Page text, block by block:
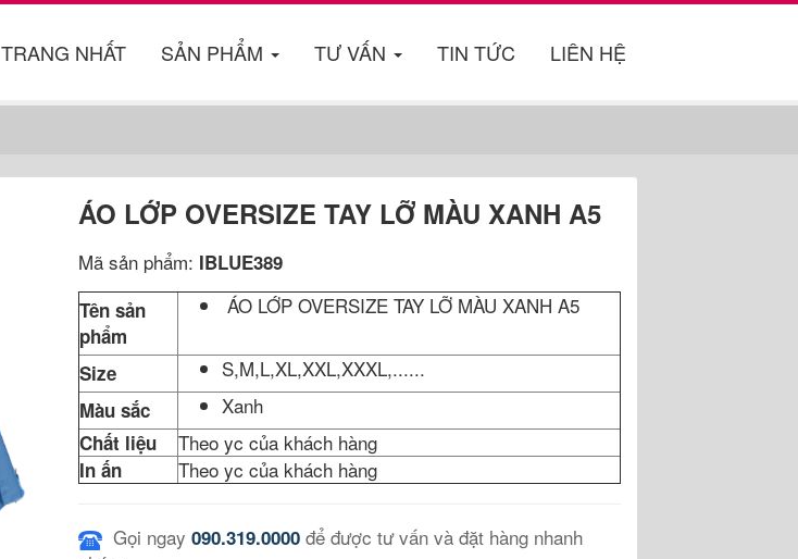
TRANG NHẤT SẢN PHẨM TƯ VẤN TIN TỨC LIÊN HỆ
ÁO LỚP OVERSIZE TAY LỠ MÀU XANH A5
Mã sản phẩm: IBLUE389
Tên sản
phẩm
ÁO LỚP OVERSIZE TAY LỠ MÀU XANH A5
Size S,M,L,XL,XXL,XXXL,......
Màu sắc Xanh
Chất liệu Theo yc của khách hàng
In ấn Theo yc của khách hàng
Gọi ngay 090.319.0000 để được tư vấn và đặt hàng nhanh